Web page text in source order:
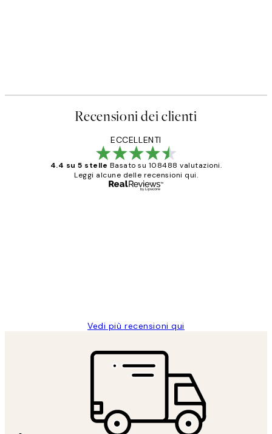
Recensioni dei clienti
ECCELLENTI
4.4 su 5 stelle Basato su 108488 valutazioni.
Leggi alcune delle recensioni qui.
Vedi più recensioni qui